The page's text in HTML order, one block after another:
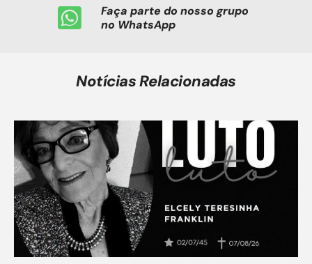
Faça parte do nosso grupo
no WhatsApp
Notícias Relacionadas